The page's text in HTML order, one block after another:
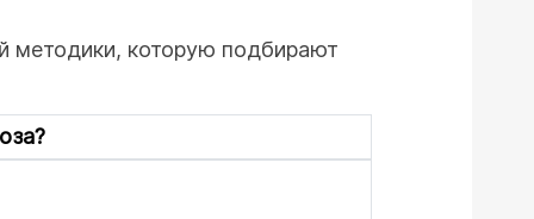
методики, которую подбирают